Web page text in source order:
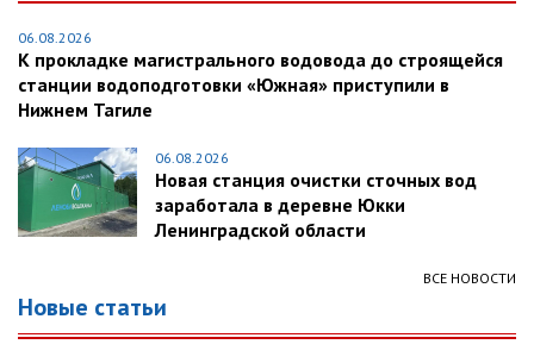
06.08.2026
К прокладке магистрального водовода до строящейся
станции водоподготовки «Южная» приступили в
Нижнем Тагиле
06.08.2026
Новая станция очистки сточных вод
заработала в деревне Юкки
Ленинградской области
ВСЕ НОВОСТИ
Новые статьи